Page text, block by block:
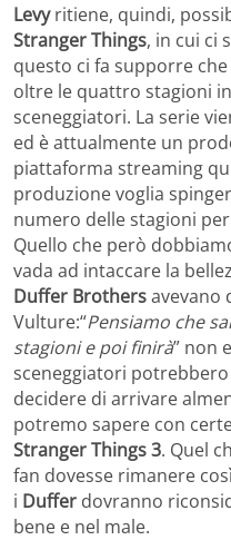
Levyritiene, quindi,
StrangerThings, in cui ci
questo ci fa supporre
oltre le quattro stagioni
sceneggiatori. La serie
ed è attualmente un
piattaforma streaming
produzione voglia
numero delle stagioni
Quello che però
vada ad intaccare la
Duffer Brothersavevano
Vulture:“Pensiamo che
stagioni e poi finirà” non
sceneggiatori
decidere di arrivare
potremo sapere con
Stranger Things 3. Quel
fan dovesse rimanere
i Duffer dovranno
bene e nel male.